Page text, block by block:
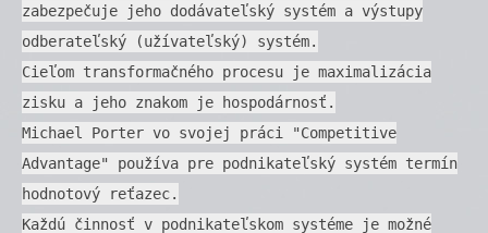
zabezpečuje jeho dodávateľský systém a výstupy
odberateľský (užívateľský) systém.
Cieľom transformačného procesu je maximalizácia
zisku a jeho znakom je hospodárnosť.
Michael Porter vo svojej práci "Competitive
Advantage" používa pre podnikateľský systém termín
hodnotový reťazec.
Každú činnosť v podnikateľskom systéme je možné